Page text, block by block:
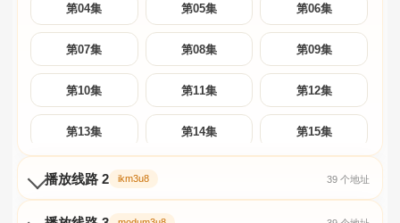
第04集 第05集 第06集
第07集 第08集 第09集
第10集 第11集 第12集
第13集 第14集 第15集
第16集
第19集
播放线路 2 ikm3u8 39 个地址